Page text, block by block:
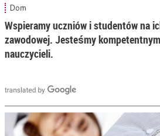
Pracujący
J
e
s
t
e
t
a
j
Dom
Wspieramy uczniów i studentów na
zawodowej. Jesteśmy
nauczycieli.